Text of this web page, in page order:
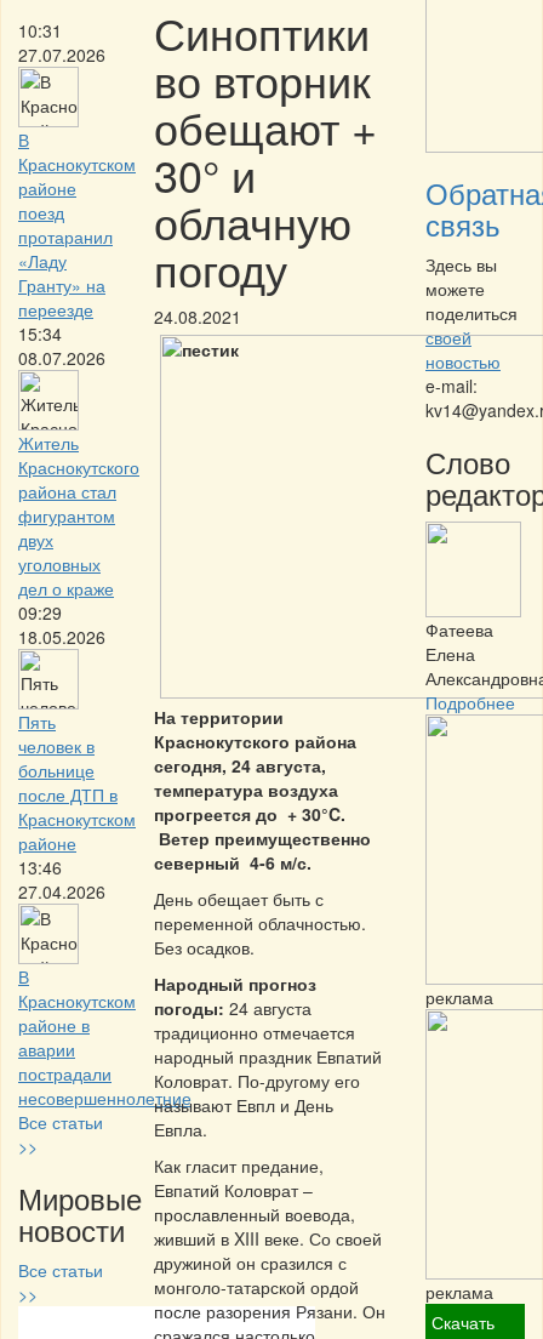
10:31
27.07.2026
В
Краснокутском
районе
поезд
протаранил
«Ладу
Гранту» на
переезде
15:34
08.07.2026
Житель
Краснокутского
района стал
фигурантом
двух
уголовных
дел о краже
09:29
18.05.2026
Пять
человек в
больнице
после ДТП в
Краснокутском
районе
13:46
27.04.2026
В
Краснокутском
районе в
аварии
пострадали
несовершеннолетние
Все статьи
>>
Мировые
новости
Все статьи
>>
Синоптики
во вторник
обещают +
30° и
облачную
погоду
24.08.2021
На территории
Краснокутского района
сегодня, 24 августа,
температура воздуха
прогреется до + 30°C.
Ветер преимущественно
северный 4-6 м/с.
День обещает быть с
переменной облачностью.
Без осадков.
Народный прогноз
погоды: 24 августа
традиционно отмечается
народный праздник Евпатий
Коловрат. По-другому его
называют Евпл и День
Евпла.
Как гласит предание,
Евпатий Коловрат –
прославленный воевода,
живший в XIII веке. Со своей
дружиной он сразился с
монголо-татарской ордой
после разорения Рязани. Он
связь
Здесь вы
можете
поделиться
своей
новостью
e-mail:
Слово
Фатеева
Елена
Подробнее
реклама
реклама
Скачать